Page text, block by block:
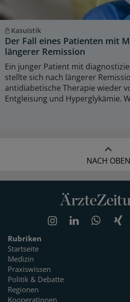
Kasuistik
Der Fall eines Patienten mit
längerer Remission
Ein junger Patient mit
stellte sich nach längerer
antidiabetische Therapie wieder
Entgleisung und Hyperglykämie.
NACH OBEN
Rubriken
Startseite
Medizin
Praxiswissen
Politik & Debatte
Regionen
Kooperationen